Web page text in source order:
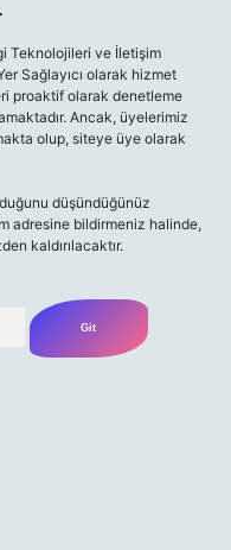
Teknolojileri ve İletişim
Sağlayıcı olarak hizmet
proaktif olarak denetleme
Ancak, üyelerimiz
olup, siteye üye olarak
düşündüğünüz
adresine bildirmeniz halinde,
kaldırılacaktır.